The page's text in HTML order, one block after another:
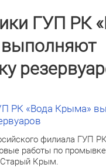
ГУП РК
РК «Вода Крыма»
филиала ГУП
работы по
Старый Крым.